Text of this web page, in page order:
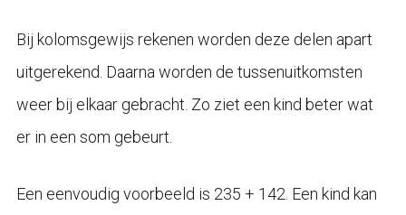
Bij kolomsgewijs rekenen worden deze delen apart
uitgerekend. Daarna worden de tussenuitkomsten
weer bij elkaar gebracht. Zo ziet een kind beter wat
er in een som gebeurt.
Een eenvoudig voorbeeld is 235 + 142. Een kind kan